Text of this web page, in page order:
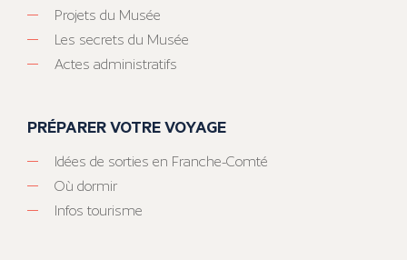
Projets du Musée
Les secrets du Musée
Actes administratifs
PRÉPARER VOTRE VOYAGE
Idées de sorties en Franche-Comté
Où dormir
Infos tourisme